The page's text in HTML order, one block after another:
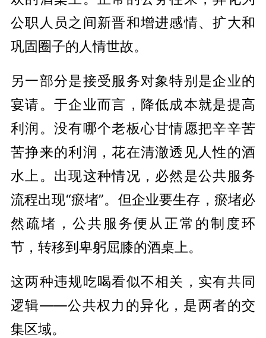
公职人员之间新晋和增进感情、扩大和
巩固圈子的人情世故。
另一部分是接受服务对象特别是企业的
宴请。于企业而言，降低成本就是提高
利润。没有哪个老板心甘情愿把辛辛苦
苦挣来的利润，花在清澈透见人性的酒
水上。出现这种情况，必然是公共服务
流程出现“瘀堵”。但企业要生存， 瘀堵必
然疏堵，公共服务便从正常的制度环
节，转移到卑躬屈膝的酒桌上。
这两种违规吃喝看似不相关，实有共同
逻辑——公共权力的异化，是两者的交
集区域。